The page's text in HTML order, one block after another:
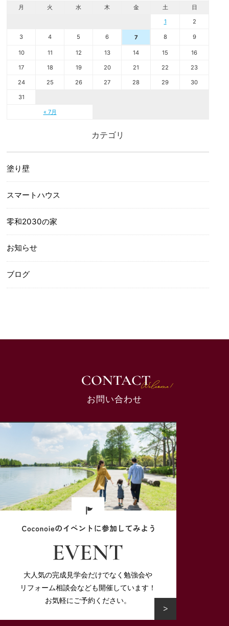
月 火 水 木 金 土 日
« 7月
1 2
3 4 5 6 7 8 9
10 11 12 13 14 15 16
17 18 19 20 21 22 23
24 25 26 27 28 29 30
31
カテゴリ
塗り壁
スマートハウス
零和2030の家
お知らせ
ブログ
お問い合わせ
大人気の完成見学会だけでなく勉強会や
リフォーム相談会なども開催しています！
お気軽にご予約ください。